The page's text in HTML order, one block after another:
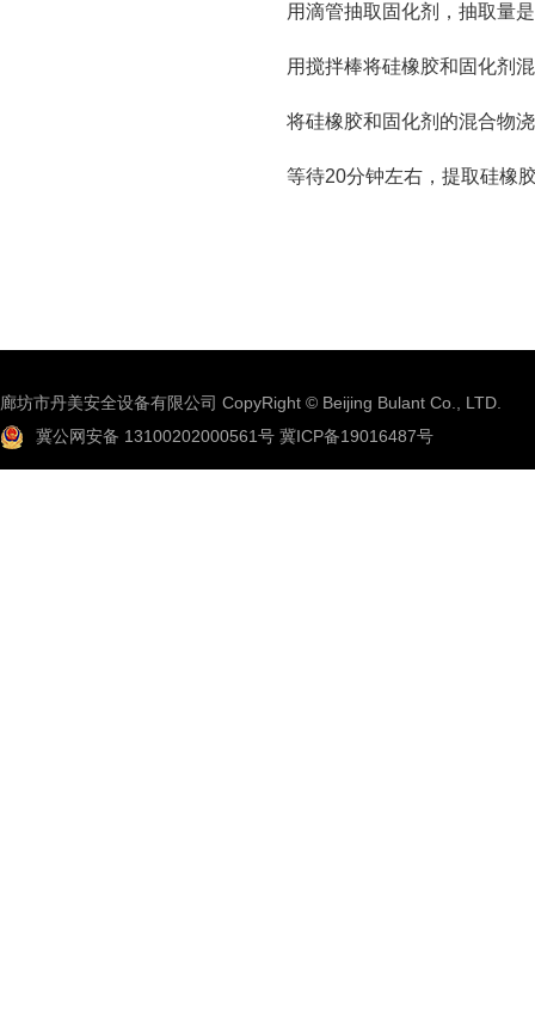
用滴管抽取固化剂，抽取量
用搅拌棒将硅橡胶和固化剂
将硅橡胶和固化剂的混合物
等待20分钟左右，提取硅橡
廊坊市丹美安全设备有限公司 CopyRight © Beijing Bulant Co., LTD.
冀公网安备 13100202000561号 冀ICP备19016487号